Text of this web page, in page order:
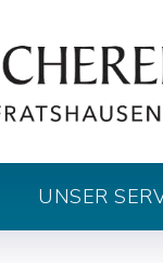
UNSER